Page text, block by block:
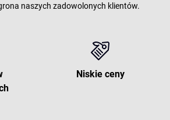
naszych zadowolonych klientów.
Niskie ceny